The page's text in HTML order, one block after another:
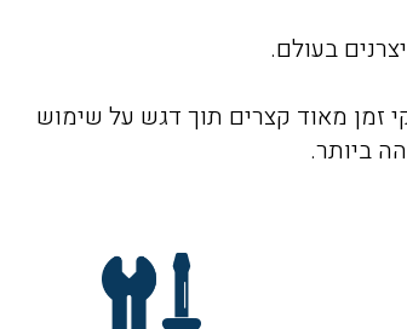
בעולם.
זמן מאוד קצרים תוך דגש על שימוש
ביותר.